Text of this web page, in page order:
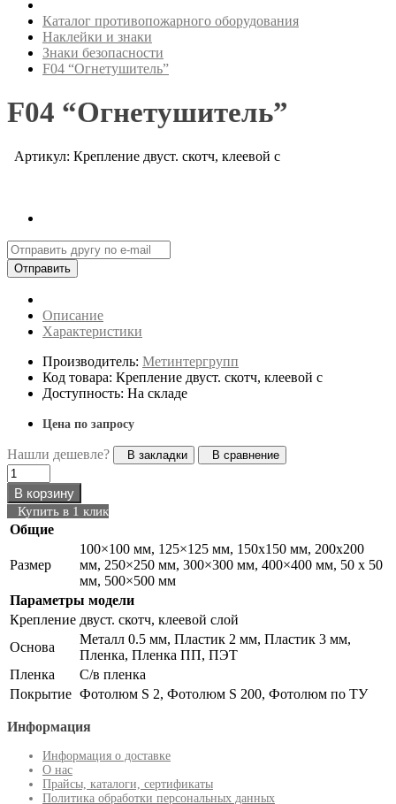
Каталог противопожарного оборудования
Наклейки и знаки
Знаки безопасности
F04 “Огнетушитель”
F04 “Огнетушитель”
Артикул: Крепление двуст. скотч, клеевой с
Отправить
Описание
Характеристики
Производитель: Метинтергрупп
Код товара: Крепление двуст. скотч, клеевой с
Доступность: На складе
Цена по запросу
Нашли дешевле? В закладки В сравнение
В корзину
Купить в 1 клик
Общие
Размер
100×100 мм, 125×125 мм, 150х150 мм, 200х200
мм, 250×250 мм, 300×300 мм, 400×400 мм, 50 x 50
мм, 500×500 мм
Параметры модели
Крепление двуст. скотч, клеевой слой
Основа
Металл 0.5 мм, Пластик 2 мм, Пластик 3 мм,
Пленка, Пленка ПП, ПЭТ
Пленка
С/в пленка
Покрытие Фотолюм S 2, Фотолюм S 200, Фотолюм по ТУ
Информация
Информация о доставке
О нас
Прайсы, каталоги, сертификаты
Политика обработки персональных данных